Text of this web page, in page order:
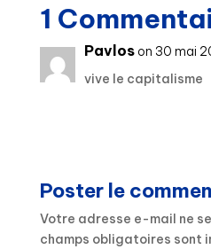
1
Pavlos on 30 mai
vive le capitalisme
Poster le
Votre adresse e-mail ne
champs obligatoires sont